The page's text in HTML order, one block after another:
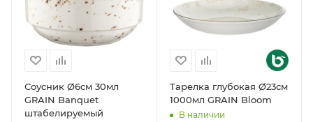
Соусник Ø6см 30мл
GRAIN Banquet
штабелируемый
Тарелка глубокая Ø23см
1000мл GRAIN Bloom
В наличии